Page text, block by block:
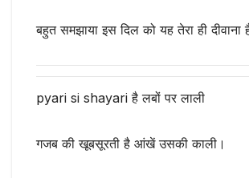
बहुत समझाया इस दिल को यह तेरा ही दीवाना
pyari si shayari है लबों पर लाली
गजब की खूबसूरती है आंखें उसकी काली।